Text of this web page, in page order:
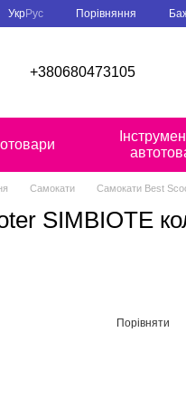
УкрРус Порівняння
+380680473105
Самокати Самокати Best
SIMBIOTE
Порівняти